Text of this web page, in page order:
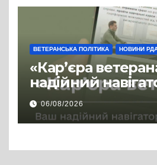
ВЕТЕРАНСЬКА ПОЛІТИКА НОВИНИ
«Кар’єра
надійний
цивільній
06/08/2026